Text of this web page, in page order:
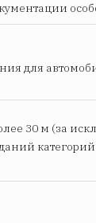
для
30 м (за